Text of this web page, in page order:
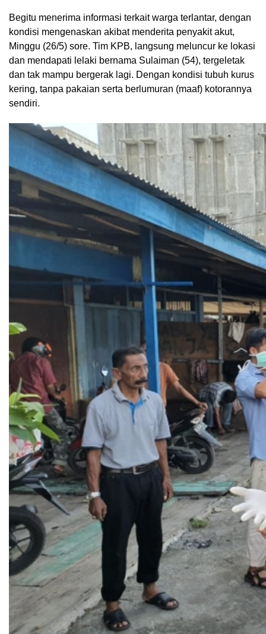
Begitu menerima informasi terkait warga terlantar, dengan
kondisi mengenaskan akibat menderita penyakit akut,
Minggu (26/5) sore. Tim KPB, langsung meluncur ke lokasi
dan mendapati lelaki bernama Sulaiman (54), tergeletak
dan tak mampu bergerak lagi. Dengan kondisi tubuh kurus
kering, tanpa pakaian serta berlumuran (maaf) kotorannya
sendiri.